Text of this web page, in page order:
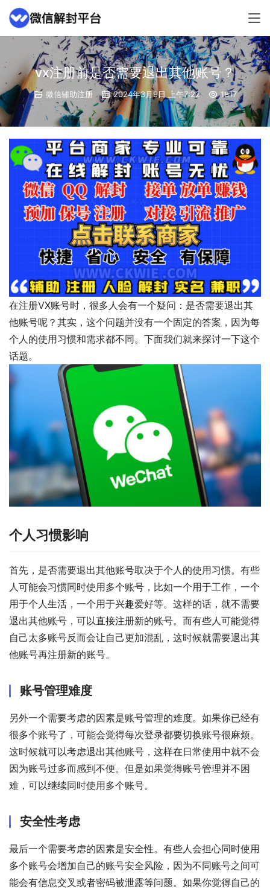
vx注册前是否需要退出其他账号？
微信辅助注册 2024年3月9日 上午7:22 1817
在注册VX账号时，很多人会有一个疑问：是否需要退出其
他账号呢？其实，这个问题并没有一个固定的答案，因为每
个人的使用习惯和需求都不同。下面我们就来探讨一下这个
话题。
个人习惯影响
首先，是否需要退出其他账号取决于个人的使用习惯。有些
人可能会习惯同时使用多个账号，比如一个用于工作，一个
用于个人生活，一个用于兴趣爱好等。这样的话，就不需要
退出其他账号，可以直接注册新的账号。而有些人可能觉得
自己太多账号反而会让自己更加混乱，这时候就需要退出其
他账号再注册新的账号。
账号管理难度
另外一个需要考虑的因素是账号管理的难度。如果你已经有
很多个账号了，可能会觉得每次登录都要切换账号很麻烦。
这时候就可以考虑退出其他账号，这样在日常使用中就不会
因为账号过多而感到不便。但是如果觉得账号管理并不困
难，可以继续同时使用多个账号。
安全性考虑
最后一个需要考虑的因素是安全性。有些人会担心同时使用
多个账号会增加自己的账号安全风险，因为不同账号之间可
能会有信息交叉或者密码被泄露等问题。如果你觉得自己的